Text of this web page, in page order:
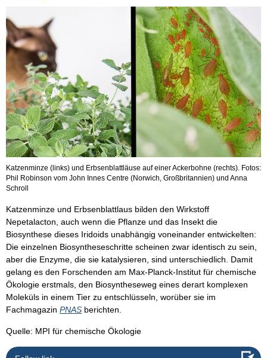
Katzenminze (links) und Erbsenblattläuse auf einer Ackerbohne (rechts). Fotos:
Phil Robinson vom John Innes Centre (Norwich, Großbritannien) und Anna
Schroll
Katzenminze und Erbsenblattlaus bilden den Wirkstoff
Nepetalacton, auch wenn die Pflanze und das Insekt die
Biosynthese dieses Iridoids unabhängig voneinander entwickelten:
Die einzelnen Biosyntheseschritte scheinen zwar identisch zu sein,
aber die Enzyme, die sie katalysieren, sind unterschiedlich. Damit
gelang es den Forschenden am Max-Planck-Institut für chemische
Ökologie erstmals, den Biosyntheseweg eines derart komplexen
Moleküls in einem Tier zu entschlüsseln, worüber sie im
Fachmagazin PNAS berichten.
Quelle: MPI für chemische Ökologie